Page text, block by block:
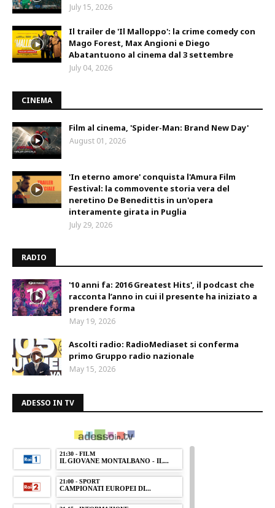
July 15, 2026
Il trailer de 'Il Malloppo': la crime comedy con
Mago Forest, Max Angioni e Diego
Abatantuono al cinema dal 3 settembre
July 04, 2026
CINEMA
Film al cinema, 'Spider-Man: Brand New Day'
August 01, 2026
'In eterno amore' conquista l'Amura Film
Festival: la commovente storia vera del
neretino De Benedittis in un'opera
interamente girata in Puglia
July 29, 2026
RADIO
'10 anni fa: 2016 Greatest Hits', il podcast che
racconta l’anno in cui il presente ha iniziato a
prendere forma
May 19, 2026
Ascolti radio: RadioMediaset si conferma
primo Gruppo radio nazionale
May 15, 2026
ADESSO IN TV